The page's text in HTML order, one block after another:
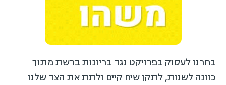
בחרנו לעסוק בפרויקט נגד בריונות ברשת מתוך
כוונה לשנות, לתקן שיח קיים ולתת את הצד שלנו